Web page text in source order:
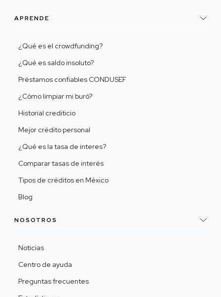
APRENDE
¿Qué es el crowdfunding?
¿Qué es saldo insoluto?
Préstamos confiables CONDUSEF
¿Cómo limpiar mi buró?
Historial crediticio
Mejor crédito personal
¿Qué es la tasa de interes?
Comparar tasas de interés
Tipos de créditos en México
Blog
NOSOTROS
Noticias
Centro de ayuda
Preguntas frecuentes